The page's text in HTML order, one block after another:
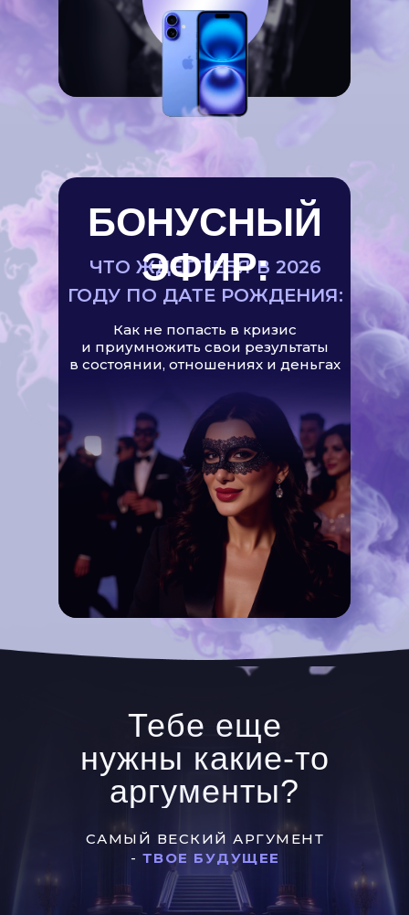
ЧТО ЖДЁТ ТЕБЯ В 2026
ГОДУ ПО ДАТЕ РОЖДЕНИЯ:
БОНУСНЫЙ
ЭФИР:
Как не попасть в кризис
и приумножить свои результаты
в состоянии, отношениях и деньгах
Тебе еще
нужны какие-то
аргументы?
САМЫЙ ВЕСКИЙ АРГУМЕНТ
- ТВОЕ БУДУЩЕЕ